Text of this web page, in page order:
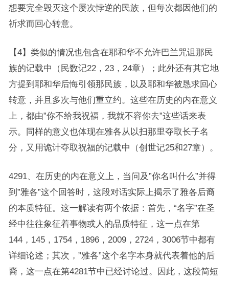
想要完全毁灭这个屡次悖逆的民族，但每次都因他们的
祈求而回心转意。
【4】类似的情况也包含在耶和华不允许巴兰咒诅那民
族的记载中（民数记22，23，24章）；此外还有其它地
方提到耶和华后悔引领那民族，以及耶和华被恳求回心
转意，并且多次与他们重立约。这些在历史的内在意义
上，都由”你不给我祝福，我就不容你去”这些话来表
示。同样的意义也体现在雅各从以扫那里夺取长子名
分，又用诡计夺取祝福的记载中（创世记25和27章）。
4291、在历史的内在意义上，当问及”你名叫什么”并得
到”雅各”这个回答时，这段对话实际上揭示了雅各后裔
的本质特征。这一解读有两个依据：首先，“名字”在圣
经中往往象征着事物或人的品质特征，这一点在第
144，145，1754，1896，2009，2724，3006节中都有
详细论述；其次，”雅各”这个名字本身就代表着他的后
裔，这一点在第4281节中已经讨论过。因此，这段简短